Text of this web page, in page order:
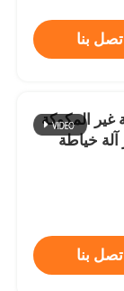
بنا
غير المكوكة
خياطة
بنا